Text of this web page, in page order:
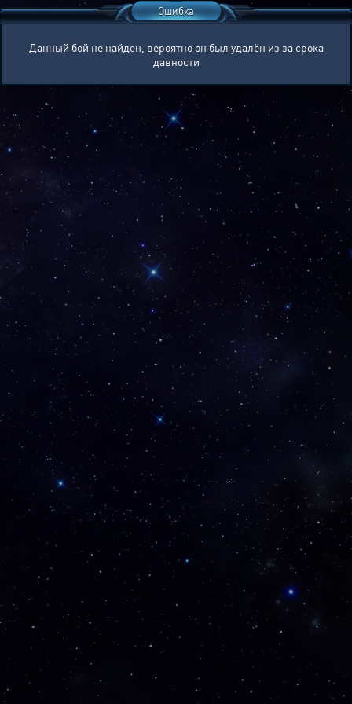
Ошибка
Данный бой не найден, вероятно он был удалён из за срока
давности